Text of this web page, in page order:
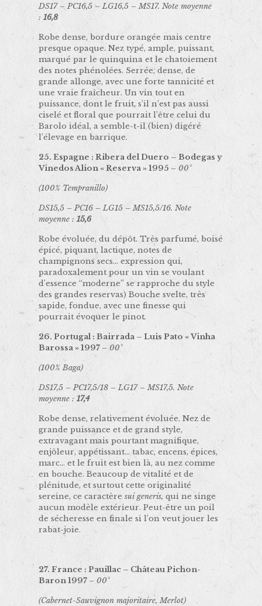
DS17 – PC16,5 – LG16,5 – MS17. Note moyenne
:16,8
Robe dense, bordure orangée mais centre
presque opaque. Nez typé, ample, puissant,
marqué par le quinquina et le chatoiement
des notes phénolées. Serrée, dense, de
grande allonge, avec une forte tannicité et
une vraie fraîcheur. Un vin tout en
puissance, dont le fruit, s’il n’est pas aussi
ciselé et floral que pourrait l’être celui du
Barolo idéal, a semble-t-il (bien) digéré
l’élevage en barrique.
25. Espagne : Ribera del Duero – Bodegas y
Vinedos Alion « Reserva » 1995 – 00°
(100% Tempranillo)
DS15,5 – PC16 – LG15 – MS15,5/16. Note
moyenne :15,6
Robe évoluée, du dépôt. Très parfumé, boisé
épicé, piquant, lactique, notes de
champignons secs… expression qui,
paradoxalement pour un vin se voulant
d’essence “moderne” se rapproche du style
des grandes reservas) Bouche svelte, très
sapide, fondue, avec une finesse qui
pourrait évoquer le pinot.
26. Portugal : Bairrada – Luis Pato « Vinha
Barossa » 1997 – 00°
(100% Baga)
DS17,5 – PC17,5/18 – LG17 – MS17,5. Note
moyenne :17,4
Robe dense, relativement évoluée. Nez de
grande puissance et de grand style,
extravagant mais pourtant magnifique,
enjôleur, appétissant… tabac, encens, épices,
marc… et le fruit est bien là, au nez comme
en bouche. Beaucoup de vitalité et de
plénitude, et surtout cette originalité
sereine, ce caractèresui generis, qui ne singe
aucun modèle extérieur. Peut-être un poil
de sécheresse en finale si l’on veut jouer les
rabat-joie.
27. France : Pauillac – Château Pichon-
Baron 1997 – 00°
(Cabernet-Sauvignon majoritaire, Merlot)